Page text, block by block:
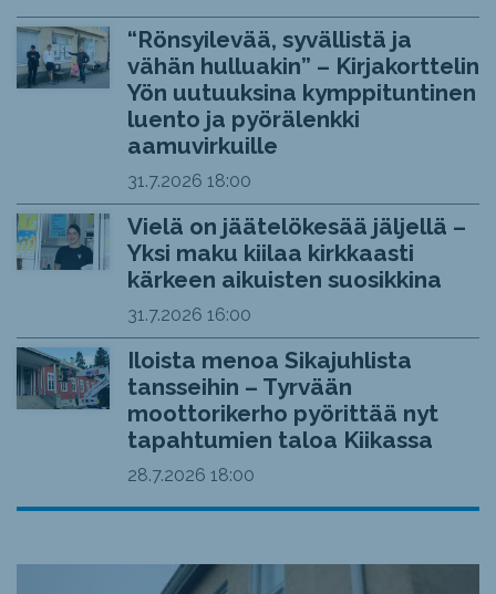
“Rönsyilevää, syvällistä ja
vähän hulluakin” – Kirjakorttelin
Yön uutuuksina kymppituntinen
luento ja pyörälenkki
aamuvirkuille
31.7.2026 18:00
Vielä on jäätelökesää jäljellä –
Yksi maku kiilaa kirkkaasti
kärkeen aikuisten suosikkina
31.7.2026 16:00
Iloista menoa Sikajuhlista
tansseihin – Tyrvään
moottorikerho pyörittää nyt
tapahtumien taloa Kiikassa
28.7.2026 18:00